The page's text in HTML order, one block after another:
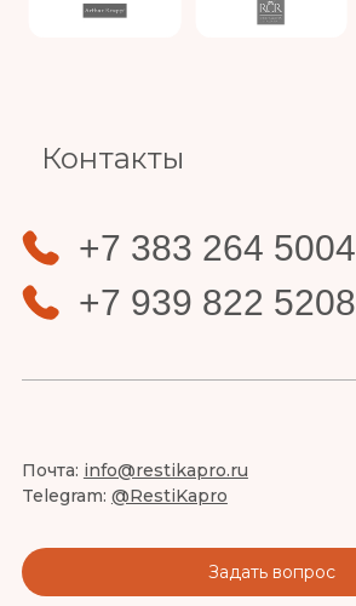
Контакты
+7 383 264 5004
+7 939 822 5208
Почта: info@restikapro.ru
Telegram: @RestiKapro
Задать вопрос